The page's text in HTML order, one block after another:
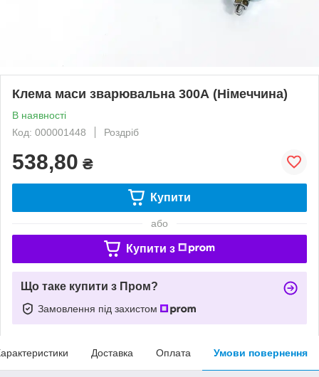
Клема маси зварювальна 300А (Німеччина)
В наявності
Код: 000001448
Роздріб
538,80 ₴
Купити
або
Купити з
Що таке купити з Пром?
Замовлення під захистом
Доставка Оплата Умови повернення